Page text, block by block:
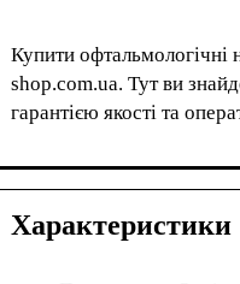
Купити
shop.com.ua. Тут ви
гарантією якості та
Характеристики